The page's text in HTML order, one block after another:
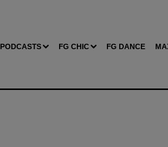
PODCASTS FG CHIC FG DANCE